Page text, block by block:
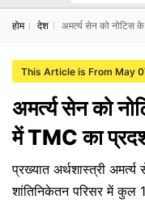
होम देश अमर्त्य सेन को नोटिस
This Article is From May
अमर्त्य सेन को
में TMC का
प्रख्यात अर्थशास्त्री अमर्त्य
शांतिनिकेतन परिसर में